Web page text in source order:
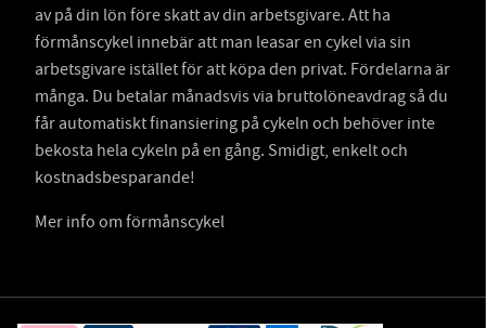
av på din lön före skatt av din arbetsgivare. Att ha
förmånscykel innebär att man leasar en cykel via sin
arbetsgivare istället för att köpa den privat. Fördelarna är
många. Du betalar månadsvis via bruttolöneavdrag så du
får automatiskt finansiering på cykeln och behöver inte
bekosta hela cykeln på en gång. Smidigt, enkelt och
kostnadsbesparande!
Mer info om förmånscykel